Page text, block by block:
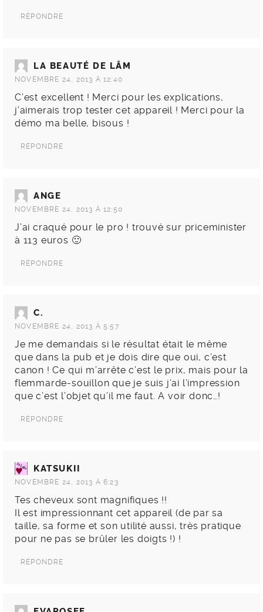
RÉPONDRE
LA BEAUTÉ DE LÂM
NOVEMBRE 24, 2013 À 12:40
C’est excellent ! Merci pour les explications,
j’aimerais trop tester cet appareil ! Merci pour la
démo ma belle, bisous !
RÉPONDRE
ANGE
NOVEMBRE 24, 2013 À 12:50
J’ai craqué pour le pro ! trouvé sur priceminister
à 113 euros 🙂
RÉPONDRE
C.
NOVEMBRE 24, 2013 À 5:57
Je me demandais si le résultat était le même
que dans la pub et je dois dire que oui, c’est
canon ! Ce qui m’arrête c’est le prix, mais pour la
flemmarde-souillon que je suis j’ai l’impression
que c’est l’objet qu’il me faut. A voir donc…!
RÉPONDRE
KATSUKII
NOVEMBRE 24, 2013 À 6:23
Tes cheveux sont magnifiques !!
Il est impressionnant cet appareil (de par sa
taille, sa forme et son utilité aussi, très pratique
pour ne pas se brûler les doigts !) !
RÉPONDRE